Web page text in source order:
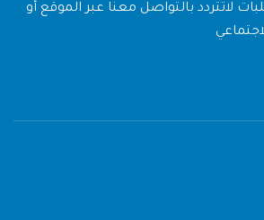
لاتتردد بالتواصل معنا عبر الموقع أو